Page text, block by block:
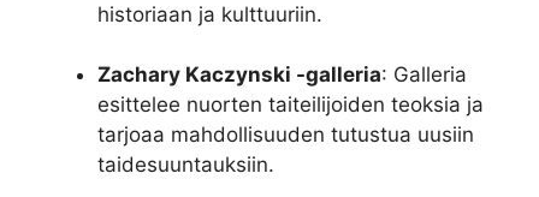
historiaan ja kulttuuriin.
Zachary Kaczynski -galleria: Galleria
esittelee nuorten taiteilijoiden teoksia ja
tarjoaa mahdollisuuden tutustua uusiin
taidesuuntauksiin.